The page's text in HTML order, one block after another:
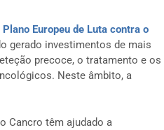
Plano Europeu de Luta contra o
gerado investimentos de mais
precoce, o tratamento e os
Neste âmbito, a
Cancro têm ajudado a